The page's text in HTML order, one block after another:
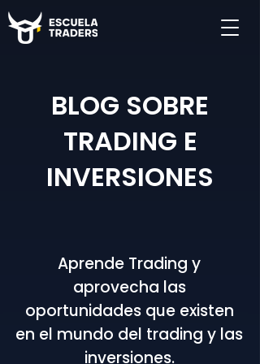
BLOG SOBRE
TRADING E
INVERSIONES
Aprende Trading y
aprovecha las
oportunidades que existen
en el mundo del trading y las
inversiones.